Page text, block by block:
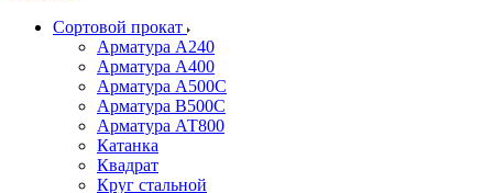
Сортовой прокат
Арматура А240
Арматура А400
Арматура А500C
Арматура В500С
Арматура АТ800
Катанка
Квадрат
Круг стальной